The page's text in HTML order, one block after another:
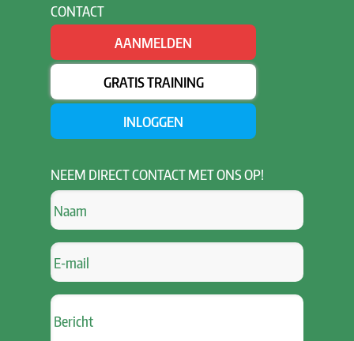
CONTACT
AANMELDEN
GRATIS TRAINING
INLOGGEN
NEEM DIRECT CONTACT MET ONS OP!